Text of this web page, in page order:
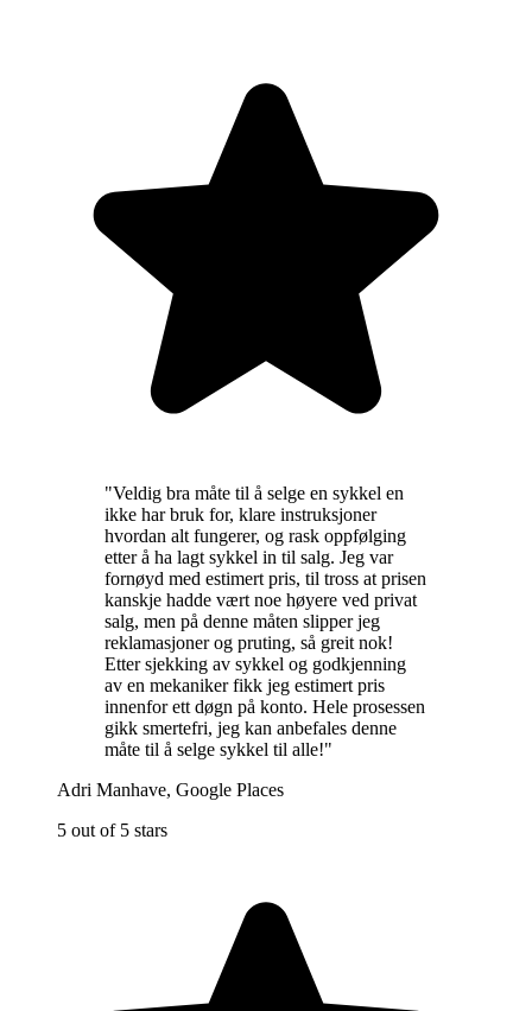
"Veldig bra måte til å selge en sykkel en
ikke har bruk for, klare instruksjoner
hvordan alt fungerer, og rask oppfølging
etter å ha lagt sykkel in til salg. Jeg var
fornøyd med estimert pris, til tross at prisen
kanskje hadde vært noe høyere ved privat
salg, men på denne måten slipper jeg
reklamasjoner og pruting, så greit nok!
Etter sjekking av sykkel og godkjenning
av en mekaniker fikk jeg estimert pris
innenfor ett døgn på konto. Hele prosessen
gikk smertefri, jeg kan anbefales denne
måte til å selge sykkel til alle!"
Adri Manhave, Google Places
5 out of 5 stars